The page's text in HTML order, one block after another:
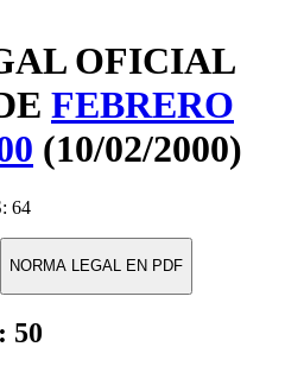
OFICIAL
FEBRERO
(10/02/2000)
64
NORMA LEGAL EN PDF
50